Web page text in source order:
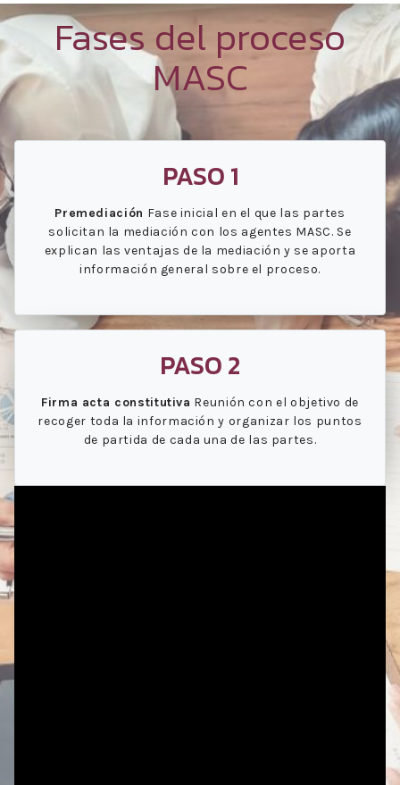
Fases del proceso
MASC
PASO 1
Premediación Fase inicial en el que las partes
solicitan la mediación con los agentes MASC. Se
explican las ventajas de la mediación y se aporta
información general sobre el proceso.
PASO 2
Firma acta constitutiva Reunión con el objetivo de
recoger toda la información y organizar los puntos
de partida de cada una de las partes.